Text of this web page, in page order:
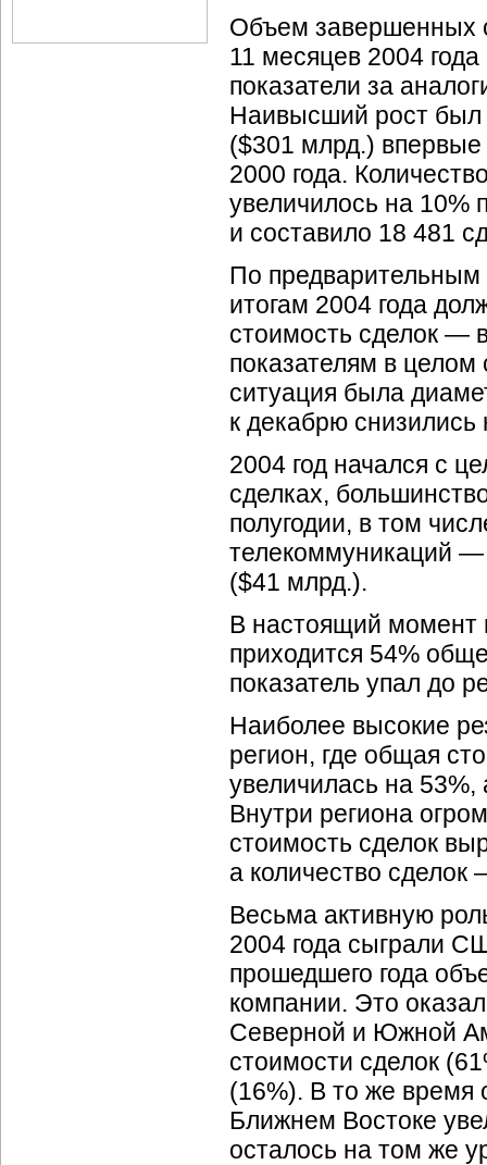
Объем завершенных
11 месяцев 2004
показатели за
Наивысший рост был
($301 млрд.) впервые
2000 года.
увеличилось на 10%
и составило 18 481
По предварительным
итогам 2004 года
стоимость сделок —
показателям в целом
ситуация была
к декабрю
2004 год начался с
сделках,
полугодии, в том
телекоммуникаций
($41 млрд.).
В настоящий момент
приходится 54%
показатель упал до
Наиболее высокие
регион, где общая
увеличилась на
Внутри региона
стоимость сделок
а количество сделок
Весьма активную
2004 года сыграли
прошедшего года
компании. Это
Северной и Южной
стоимости сделок
(16%). В то же время
Ближнем Востоке
осталось на том же